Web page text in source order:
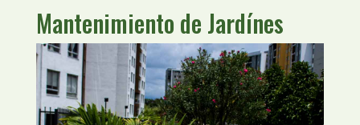
Mantenimiento de Jardínes